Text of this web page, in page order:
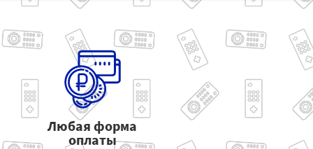
Любая форма
оплаты